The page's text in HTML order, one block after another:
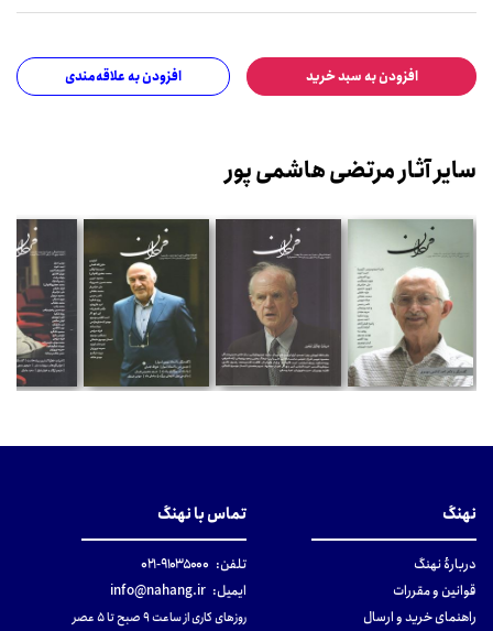
افزودن به سبد خرید افزودن به علاقه‌مندی
سایر آثار مرتضی هاشمی پور
نهنگ
دربارهٔ نهنگ
قوانین و مقررات
راهنمای خرید و ارسال
تماس با نهنگ
تلفن: ۹۱۰۳۵۰۰۰-۰۲۱
ایمیل: info@nahang.ir
روزهای کاری از ساعت ۹ صبح تا ۵ عصر